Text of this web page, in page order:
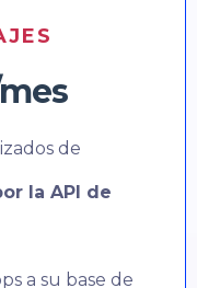
de
la API de
a su base de